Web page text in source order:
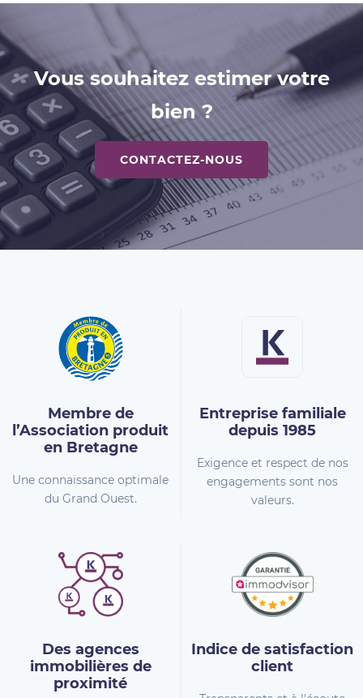
Vous souhaitez estimer votre
bien ?
CONTACTEZ-NOUS
Membre de
l’Association produit
en Bretagne
Une connaissance optimale
du Grand Ouest.
Entreprise familiale
depuis 1985
Exigence et respect de nos
engagements sont nos
valeurs.
Des agences
immobilières de
proximité
Indice de satisfaction
client